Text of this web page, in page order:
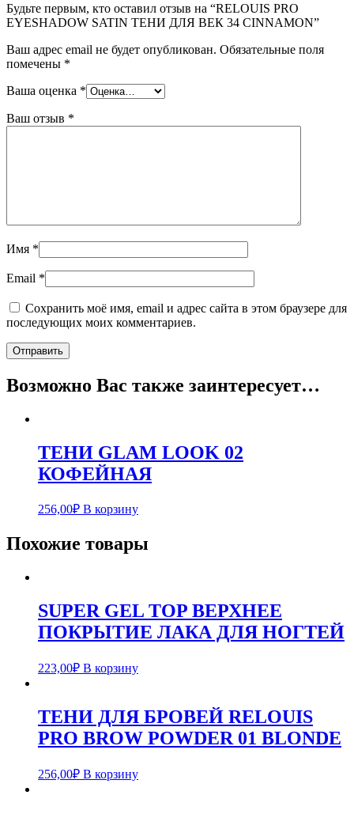
Будьте первым, кто оставил отзыв на “RELOUIS PRO
EYESHADOW SATIN ТЕНИ ДЛЯ ВЕК 34 CINNAMON”
Ваш адрес email не будет опубликован. Обязательные поля
помечены *
Ваша оценка *
Ваш отзыв *
Имя *
Email *
Сохранить моё имя, email и адрес сайта в этом браузере для
последующих моих комментариев.
Возможно Вас также заинтересует…
ТЕНИ GLAM LOOK 02
КОФЕЙНАЯ
256,00₽ В корзину
Похожие товары
SUPER GEL TOP ВЕРХНЕЕ
ПОКРЫТИЕ ЛАКА ДЛЯ НОГТЕЙ
223,00₽ В корзину
ТЕНИ ДЛЯ БРОВЕЙ RELOUIS
PRO BROW POWDER 01 BLONDE
256,00₽ В корзину